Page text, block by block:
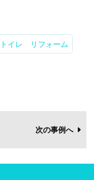
トイレ リフォーム
次の事例へ